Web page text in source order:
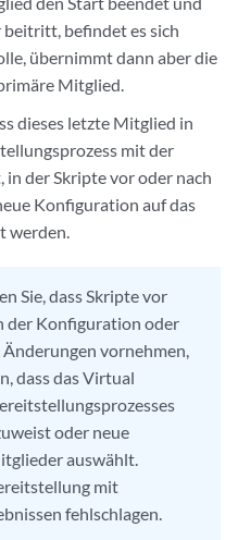
befindet es sich
übernimmt dann aber die
Mitglied.
dieses letzte Mitglied in
mit der
in der Skripte vor oder nach
Konfiguration auf das
werden.
Sie, dass Skripte vor
der Konfiguration oder
vornehmen,
dass das Virtual
oder neue
auswählt.
mit
fehlschlagen.